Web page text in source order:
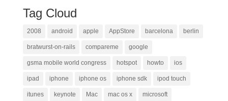
Tag Cloud
2008 android apple AppStore barcelona berlin
bratwurst-on-rails compareme google
gsma mobile world congress hotspot howto ios
ipad iphone iphone os iphone sdk ipod touch
itunes keynote Mac mac os x microsoft